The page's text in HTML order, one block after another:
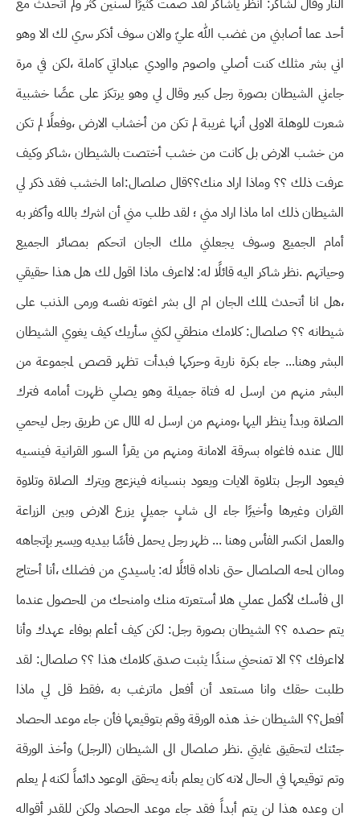
النار وقال لشاكر: انظر ياشاكر لقد صمت كثيرًا لسنين كثر ولم أتحدث مع
أحد عما أصابني من غضب الله عليّ والان سوف أذكر سري لك الا وهو
اني بشر مثلك كنت أصلي واصوم وااودي عباداتي كاملة ،لكن في مرة
جاءني الشيطان بصورة رجل كبير وقال لي وهو يرتكز على عصًا خشبية
شعرت للوهلة الاولى أنها غريبة لم تكن من أخشاب الارض ،وفعلًا لم تكن
من خشب الارض بل كانت من خشب أختصت بالشيطان ،شاكر وكيف
عرفت ذلك ؟؟ وماذا اراد منك؟؟قال صلصال:اما الخشب فقد ذكر لي
الشيطان ذلك اما ماذا اراد مني ؛ لقد طلب مني أن اشرك بالله وأكفر به
أمام الجميع وسوف يجعلني ملك الجان اتحكم بمصائر الجميع
وحياتهم .نظر شاكر اليه قائلًا له: لااعرف ماذا اقول لك هل هذا حقيقي
،هل انا أتحدث لملك الجان ام الى بشر اغوته نفسه ورمى الذنب على
شيطانه ؟؟ صلصال: كلامك منطقي لكني سأريك كيف يغوي الشيطان
البشر وهنا... جاء بكرة نارية وحركها فبدأت تظهر قصص لمجموعة من
البشر منهم من ارسل له فتاة جميلة وهو يصلي ظهرت أمامه فترك
الصلاة وبدأ ينظر اليها ،ومنهم من ارسل له المال عن طريق رجل ليحمي
المال عنده فاغواه بسرقة الامانة ومنهم من يقرأ السور القرانية فينسيه
فيعود الرجل بتلاوة الايات ويعود بنسيانه فينزعج ويترك الصلاة وتلاوة
القران وغيرها وأخيرًا جاء الى شابٍ جميلٍ يزرع الارض وبين الزراعة
والعمل انكسر الفأس وهنا ... ظهر رجل يحمل فأسًا بيديه ويسير بإتجاهه
وماان لمحه الصلصال حتى ناداه قائلًا له: ياسيدي من فضلك ،أنا أحتاج
الى فأسك لأكمل عملي هلا أستعرته منك وامنحك من المحصول عندما
يتم حصده ؟؟ الشيطان بصورة رجل: لكن كيف أعلم بوفاء عهدك وأنا
لااعرفك ؟؟ الا تمنحني سندًا يثبت صدق كلامك هذا ؟؟ صلصال: لقد
طلبت حقك وانا مستعد أن أفعل ماترغب به ،فقط قل لي ماذا
أفعل؟؟ الشيطان خذ هذه الورقة وقم بتوقيعها فأن جاء موعد الحصاد
جئتك لتحقيق غايتي .نظر صلصال الى الشيطان (الرجل) وأخذ الورقة
وتم توقيعها في الحال لانه كان يعلم بأنه يحقق الوعود دائماً لكنه لم يعلم
ان وعده هذا لن يتم أبداً فقد جاء موعد الحصاد ولكن للقدر أقواله